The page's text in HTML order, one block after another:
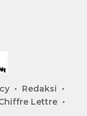
Redaksi
Lettre